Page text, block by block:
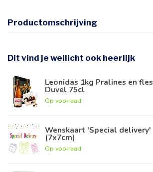
Productomschrijving
Dit vind je wellicht ook heerlijk
Leonidas 1kg Pralines en fles
Duvel 75cl
Op voorraad
Wenskaart 'Special delivery'
(7x7cm)
Op voorraad